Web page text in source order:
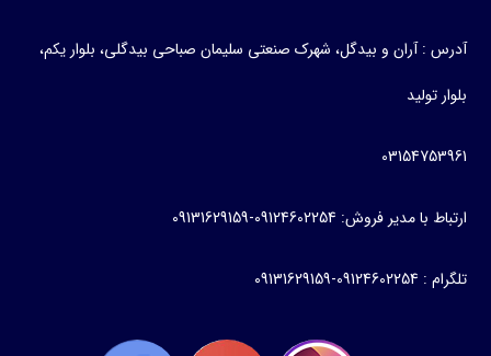
آدرس : آران و بیدگل، شهرک صنعتی سلیمان صباحی بیدگلی، بلوار یکم،
بلوار تولید
03154753961
ارتباط با مدیر فروش: 09124602254-09131629159
تلگرام : 09124602254-09131629159